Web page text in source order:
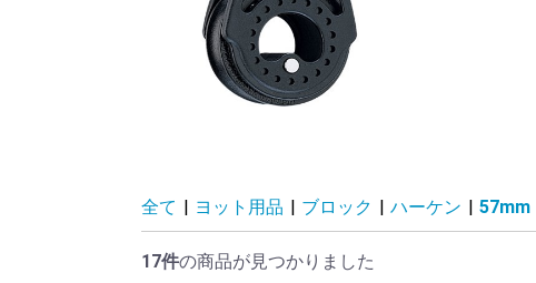
全て | ヨット用品 | ブロック | ハーケン |
17件の商品が見つかりました